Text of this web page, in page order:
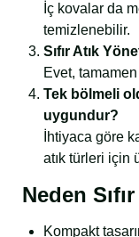
İç kovalar da
temizlenebilir.
Sıfır Atık
Evet,
Tek bölmeli
uygundur?
İhtiyaca göre
atık türleri için
Neden
Kompakt